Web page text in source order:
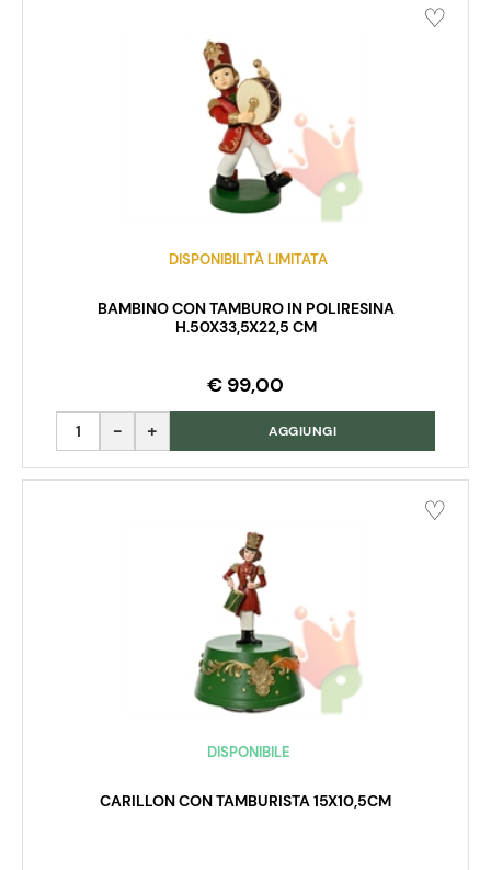
DISPONIBILITÀ LIMITATA
BAMBINO CON TAMBURO IN POLIRESINA
H.50X33,5X22,5 CM
€ 99,00
Quantità AGGIUNGI
DISPONIBILE
CARILLON CON TAMBURISTA 15X10,5CM